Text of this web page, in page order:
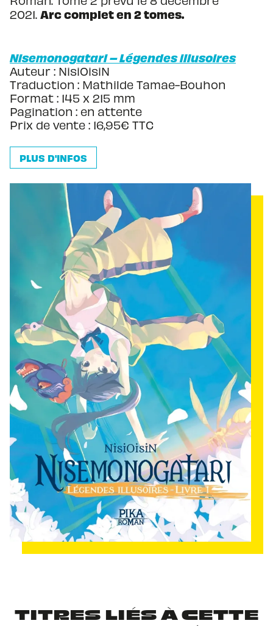
2021. Arc complet en 2 tomes.
Nisemonogatari – Légendes illusoires
Auteur : NisiOisiN
Traduction : Mathilde Tamae-Bouhon
Format : 145 x 215 mm
Pagination : en attente
Prix de vente : 16,95€ TTC
PLUS D'INFOS
TITRES LIÉS À CETTE